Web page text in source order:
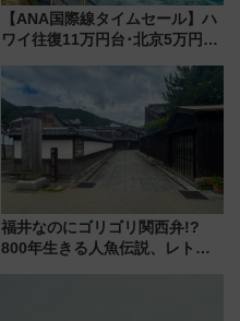
【ANA国際線タイムセール】ハ
ワイ往復11万円台･北京5万円台
来春のGW旅行まで狙える激ア
ツ路線まとめ（8/10まで）
福井なのにゴリゴリ関西弁!?
800年生きる人魚伝説、レトロ